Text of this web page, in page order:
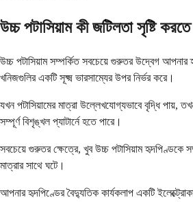
উচ্চ পটাসিয়াম কী জটিলতা সৃষ্টি
উচ্চ পটাসিয়াম সম্পর্কিত সবচেয়ে গুরুতর উদ্বেগ
খনিজগুলির একটি সূক্ষ্ম ভারসাম্যের উপর নির্ভর করে।
যখন পটাসিয়ামের মাত্রা উল্লেখযোগ্যভাবে বৃদ্ধি পায়,
সম্পূর্ণ বিশৃঙ্খল প্যাটার্নে হতে পারে।
সবচেয়ে গুরুতর ক্ষেত্রে, খুব উচ্চ পটাসিয়াম হৃদপিণ্ডকে
মাত্রার সাথে ঘটে।
আপনার হৃদপিণ্ডের বৈদ্যুতিক কার্যকলাপ একটি